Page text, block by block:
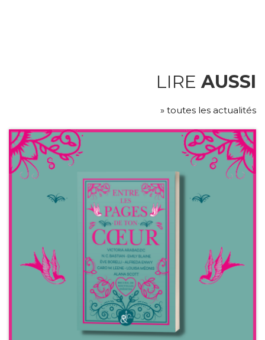
LIRE AUSSI
» toutes les actualités